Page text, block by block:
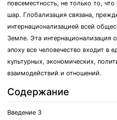
повсеместность, не только то,
шар. Глобализация связана,
интернационализацией всей
Земле. Эта интернационализация
эпоху все человечество входит в
культурных, экономических,
взаимодействий и отношений.
Содержание
Введение 3